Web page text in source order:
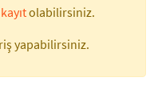
kayıtolabilirsiniz.
yapabilirsiniz.